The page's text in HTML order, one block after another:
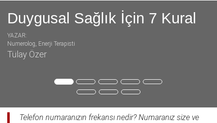
Duygusal Sağlık İçin 7 Kural
YAZAR:
Numerolog, Enerji Terapisti
Tülay Özer
Telefon numaranızın frekansı nedir? Numaranız size ve